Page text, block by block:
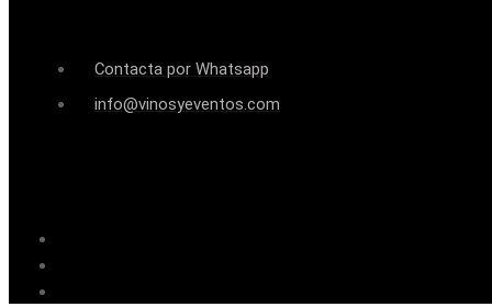
Contacta por Whatsapp
info@vinosyeventos.com